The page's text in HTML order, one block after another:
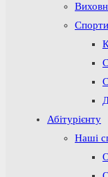
Абітурієнту
Наші